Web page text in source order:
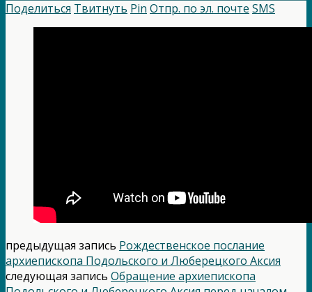
Поделиться Твитнуть Pin Отпр. по эл. почте SMS
предыдущая запись Рождественское послание
архиепископа Подольского и Люберецкого Аксия
следующая запись Обращение архиепископа